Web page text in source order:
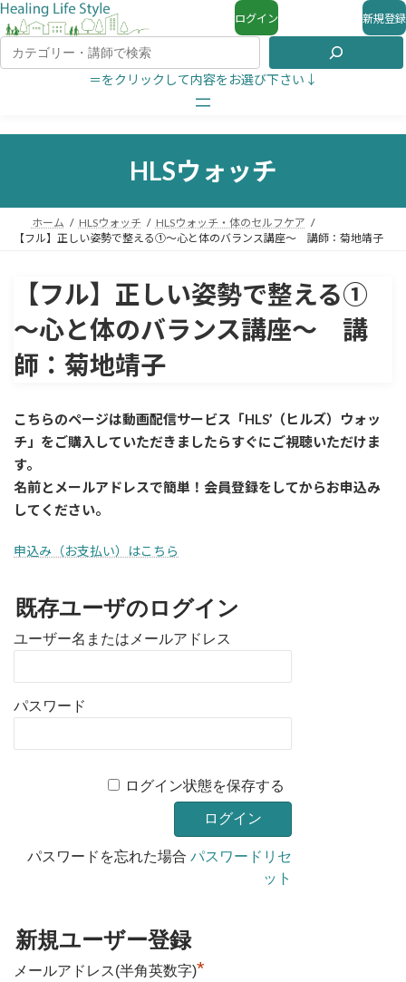
ログイン 新規登録
＝をクリックして内容をお選び下さい↓
HLSウォッチ
ホーム HLSウォッチ
HLSウォッチ・体のセルフケア
【フル】正しい姿勢で整える①～心と体のバランス講座～ 講師：菊地靖子
【フル】正しい姿勢で整える①
～心と体のバランス講座～ 講
師：菊地靖子
こちらのページは動画配信サービス「HLS’（ヒルズ）ウォッ
チ」をご購入していただきましたらすぐに ご視聴いただけま
す。
名前とメールアドレスで簡単！会員登録をしてからお申込み
してください。
申込み（お支払い）はこちら
既存ユーザのログイン
ユーザー名またはメールアドレス
パスワード
ログイン状態を保存する
パスワードを忘れた場合パスワードリセ
ット
新規ユーザー登録
メールアドレス(半角英数字)*